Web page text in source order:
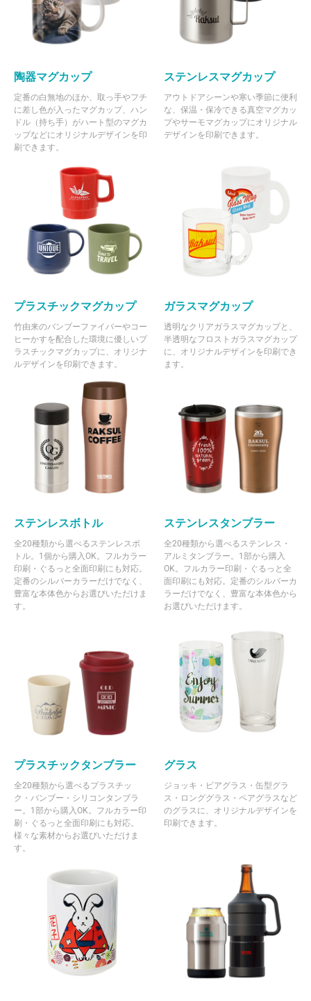
陶器マグカップ
定番の白無地のほか、取っ手やフチ
に差し色が入ったマグカップ、ハン
ドル（持ち手）がハート型のマグカ
ップなどにオリジナルデザインを印
刷できます。
ステンレスマグカップ
アウトドアシーンや寒い季節に便利
な、保温・保冷できる真空マグカッ
プやサーモマグカップにオリジナル
デザインを印刷できます。
プラスチックマグカップ
竹由来のバンブーファイバーやコー
ヒーかすを配合した環境に優しいプ
ラスチックマグカップに、オリジナ
ルデザインを印刷できます。
ガラスマグカップ
透明なクリアガラスマグカップと、
半透明なフロストガラスマグカップ
に、オリジナルデザインを印刷でき
ます。
ステンレスボトル
全20種類から選べるステンレスボ
トル。1個から購入OK。フルカラー
印刷・ぐるっと全面印刷にも対応。
定番のシルバーカラーだけでなく、
豊富な本体色からお選びいただけま
す。
ステンレスタンブラー
全20種類から選べるステンレス・
アルミタンブラー。1部から購入
OK。フルカラー印刷・ぐるっと全
面印刷にも対応。定番のシルバーカ
ラーだけでなく、豊富な本体色から
お選びいただけます。
プラスチックタンブラー
全20種類から選べるプラスチッ
ク・バンブー・シリコンタンブラ
ー。1部から購入OK。フルカラー印
刷・ぐるっと全面印刷にも対応。
様々な素材からお選びいただけま
す。
グラス
ジョッキ・ビアグラス・缶型グラ
ス・ロンググラス・ペアグラスなど
のグラスに、オリジナルデザインを
印刷できます。